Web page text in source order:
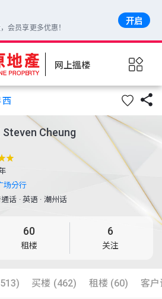
网上搵楼
西 
Steven Cheung
场分行
话 ·英语 · 潮州话
60
租楼
6
关注
买楼 (462) 租楼 (60) 客
会员享更多优惠！
开启